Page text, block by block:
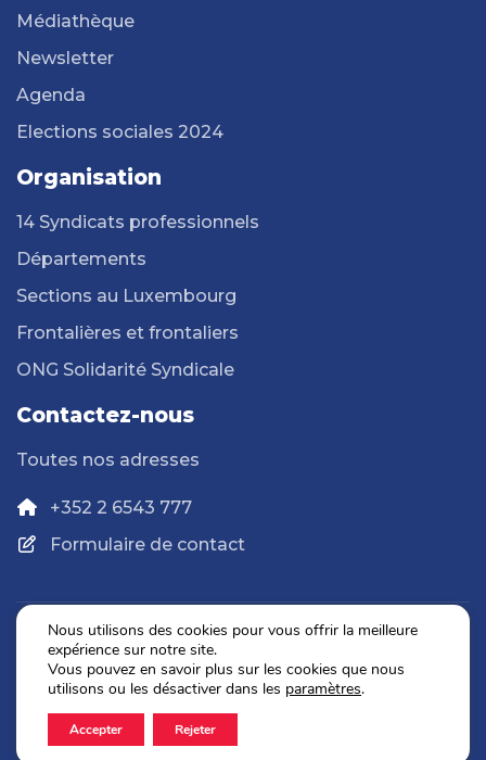
Médiathèque
Newsletter
Agenda
Elections sociales 2024
Organisation
14 Syndicats professionnels
Départements
Sections au Luxembourg
Frontalières et frontaliers
ONG Solidarité Syndicale
Contactez-nous
Toutes nos adresses
+352 2 6543 777
Formulaire de contact
Politique de confidentialité
Mentions légales
2026 © OGBL. Tous droits réservés.
Nous utilisons des cookies pour vous offrir la meilleure
expérience sur notre site.
Vous pouvez en savoir plus sur les cookies que nous
utilisons ou les désactiver dans les paramètres.
Accepter Rejeter